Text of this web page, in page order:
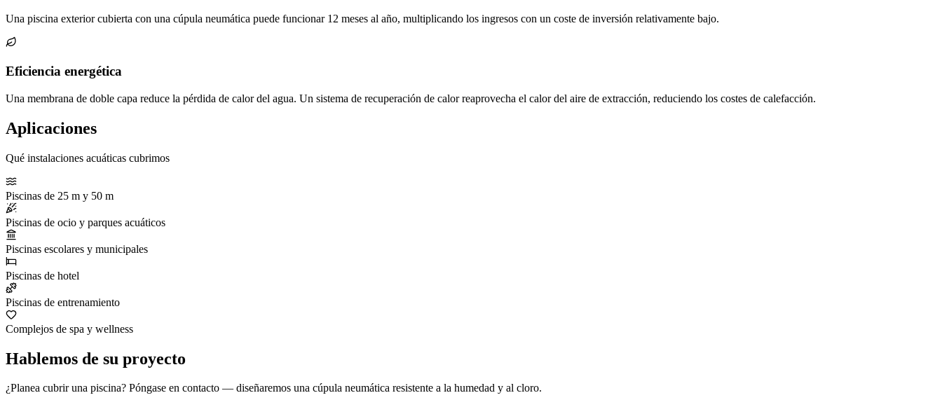
Una piscina exterior cubierta con una cúpula neumática puede funcionar 12 meses al año, multiplicando los ingresos con un coste de inversión relativamente bajo.
Eficiencia energética
Una membrana de doble capa reduce la pérdida de calor del agua. Un sistema de recuperación de calor reaprovecha el calor del aire de extracción, reduciendo los costes de calefacción.
Aplicaciones
Qué instalaciones acuáticas cubrimos
Piscinas de 25 m y 50 m
Piscinas de ocio y parques acuáticos
Piscinas escolares y municipales
Piscinas de hotel
Piscinas de entrenamiento
Complejos de spa y wellness
Hablemos de su proyecto
¿Planea cubrir una piscina? Póngase en contacto — diseñaremos una cúpula neumática resistente a la humedad y al cloro.